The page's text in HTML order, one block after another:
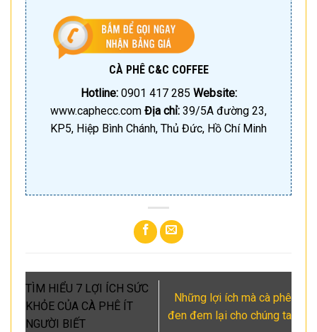
CÀ PHÊ C&C COFFEE
Hotline:0901 417 285 Website:
www.caphecc.com Địa chỉ: 39/5A đường 23,
KP5, Hiệp Bình Chánh, Thủ Đức, Hồ Chí Minh
TÌM HIỂU 7 LỢI ÍCH SỨC
KHỎE CỦA CÀ PHÊ ÍT
NGƯỜI BIẾT
Những lợi ích mà cà phê
đen đem lại cho chúng ta